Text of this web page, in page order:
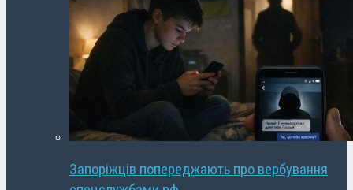
Запоріжців попереджають про вербування